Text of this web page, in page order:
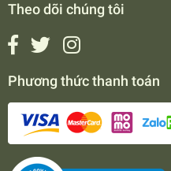
Theo dõi chúng tôi
Phương thức thanh toán